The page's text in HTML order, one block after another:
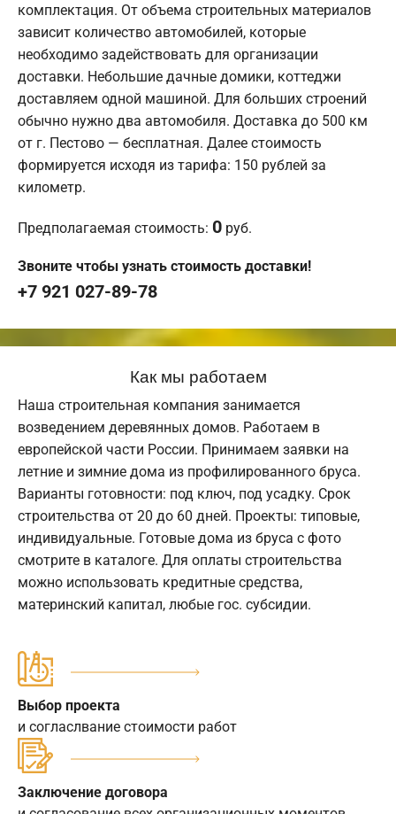
комплектация. От объема строительных материалов
зависит количество автомобилей, которые
необходимо задействовать для организации
доставки. Небольшие дачные домики, коттеджи
доставляем одной машиной. Для больших строений
обычно нужно два автомобиля. Доставка до 500 км
от г. Пестово — бесплатная. Далее стоимость
формируется исходя из тарифа: 150 рублей за
километр.
Предполагаемая стоимость: 0 руб.
Звоните чтобы узнать стоимость доставки!
+7 921 027-89-78
Как мы работаем
Наша строительная компания занимается
возведением деревянных домов. Работаем в
европейской части России. Принимаем заявки на
летние и зимние дома из профилированного бруса.
Варианты готовности: под ключ, под усадку. Срок
строительства от 20 до 60 дней. Проекты: типовые,
индивидуальные. Готовые дома из бруса с фото
смотрите в каталоге. Для оплаты строительства
можно использовать кредитные средства,
материнский капитал, любые гос. субсидии.
Выбор проекта
и согласлвание стоимости работ
Заключение договора